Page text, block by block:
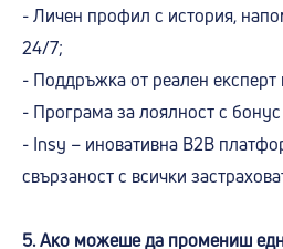
- Личен профил с история,
24/7;
- Поддръжка от реален
- Програма за лоялност с
- Insy – иновативна B2B
свързаност с всички
5. Ако можеше да промениш